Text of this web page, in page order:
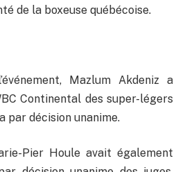
de la boxeuse québécoise.
Mazlum Akdeniz a
Continental des super-légers
par décision unanime.
Pier Houle avait également